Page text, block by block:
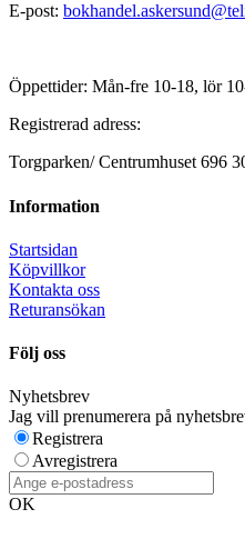
E-post:
Öppettider: Mån-fre 10-18, lör
Registrerad adress:
Torgparken/ Centrumhuset 696
Information
Startsidan
Köpvillkor
Kontakta oss
Returansökan
Följ oss
Nyhetsbrev
Jag vill prenumerera på
Registrera
Avregistrera
OK